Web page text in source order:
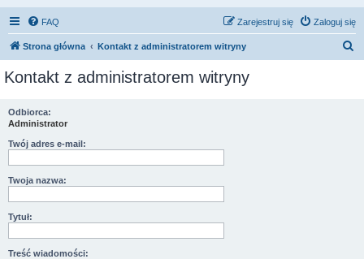
FAQ Zaloguj się
Zarejestruj się
Strona główna Kontakt z administratorem witryny
Kontakt z administratorem witryny
Odbiorca:
Administrator
Twój adres e-mail:
Twoja nazwa:
Tytuł:
Treść wiadomości: